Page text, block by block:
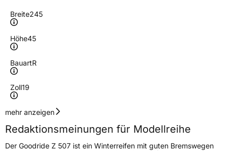
Breite245
Höhe45
BauartR
Zoll19
Geschwindigkeitsindex
Höchstgeschwindigkeit
240 km/h
mehr anzeigen
Redaktionsmeinungen für Modellreihe
Der Goodride Z 507 ist ein Winterreifen mit guten Bremswegen